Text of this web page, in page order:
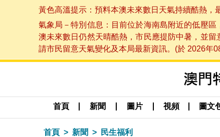
黃色高溫提示：預料本澳未來數日天氣持續酷熱
氣象局－特別信息：目前位於海南島附近的低壓
澳未來數日仍然天晴酷熱，市民應提防中暑，並
請市民留意天氣變化及本局最新資訊。(於 2026年
首頁 新聞 圖片 視頻 圖文
首頁 新聞 民生福利